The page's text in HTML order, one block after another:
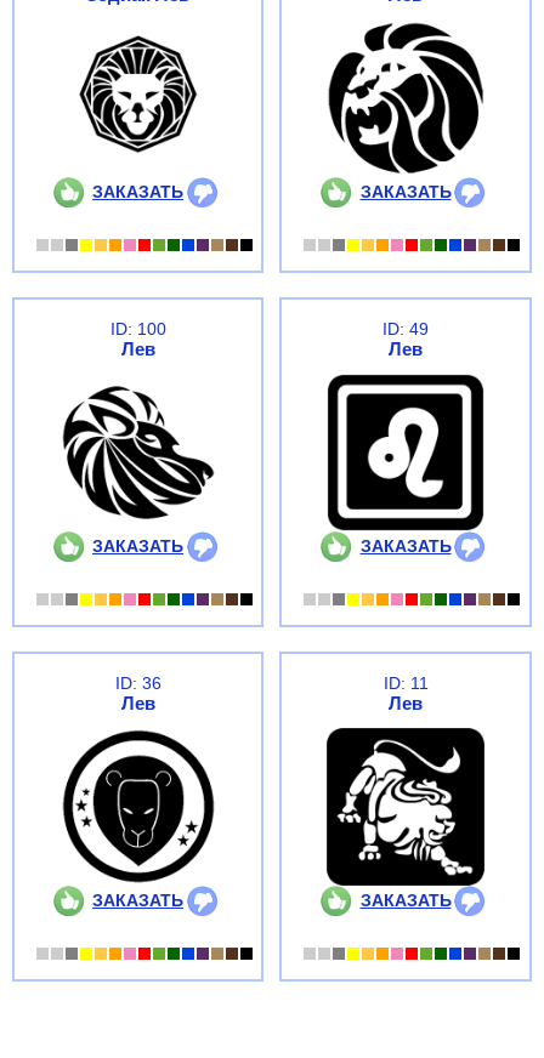
ЗАКАЗАТЬ ЗАКАЗАТЬ
ID: 100
Лев
ЗАКАЗАТЬ
ID: 49
Лев
ЗАКАЗАТЬ
ID: 36
Лев
ЗАКАЗАТЬ
ID: 11
Лев
ЗАКАЗАТЬ